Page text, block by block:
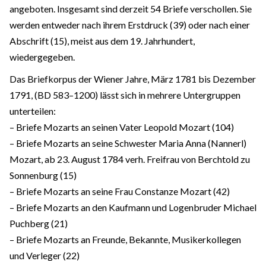
angeboten. Insgesamt sind derzeit 54 Briefe verschollen. Sie
werden entweder nach ihrem Erstdruck (39) oder nach einer
Abschrift (15), meist aus dem 19. Jahrhundert,
wiedergegeben.
Das Briefkorpus der Wiener Jahre, März 1781 bis Dezember
1791, (BD 583–1200) lässt sich in mehrere Untergruppen
unterteilen:
– Briefe Mozarts an seinen Vater Leopold Mozart (104)
– Briefe Mozarts an seine Schwester Maria Anna (Nannerl)
Mozart, ab 23. August 1784 verh. Freifrau von Berchtold zu
Sonnenburg (15)
– Briefe Mozarts an seine Frau Constanze Mozart (42)
– Briefe Mozarts an den Kaufmann und Logenbruder Michael
Puchberg (21)
– Briefe Mozarts an Freunde, Bekannte, Musikerkollegen
und Verleger (22)